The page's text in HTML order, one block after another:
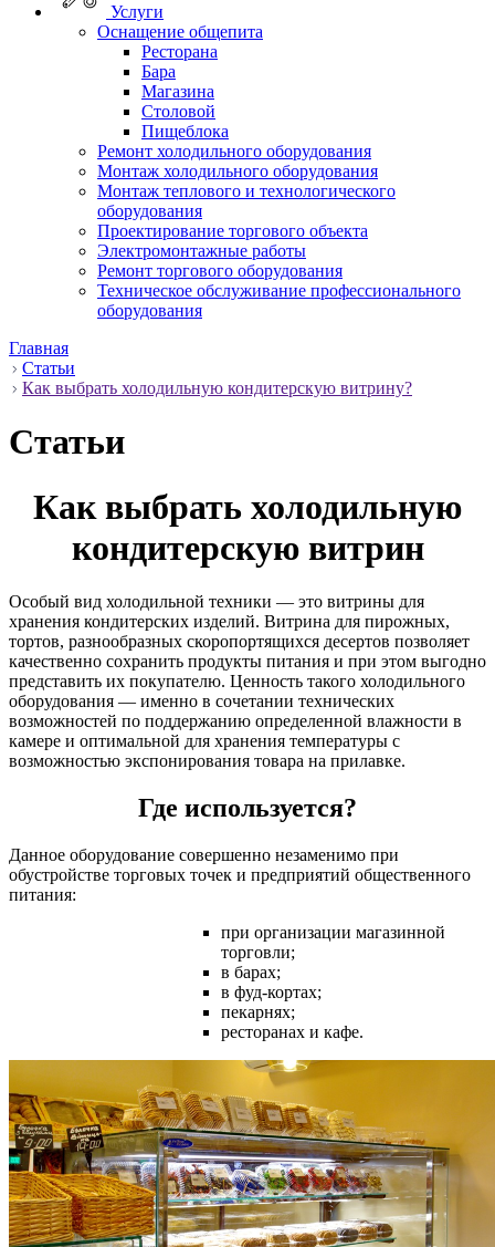
Услуги
Оснащение общепита
Ресторана
Бара
Магазина
Столовой
Пищеблока
Ремонт холодильного оборудования
Монтаж холодильного оборудования
Монтаж теплового и технологического
оборудования
Проектирование торгового объекта
Электромонтажные работы
Ремонт торгового оборудования
Техническое обслуживание профессионального
оборудования
Главная
Статьи
Как выбрать холодильную кондитерскую витрину?
Статьи
Как выбрать холодильную
кондитерскую витрин
Особый вид холодильной техники — это витрины для
хранения кондитерских изделий. Витрина для пирожных,
тортов, разнообразных скоропортящихся десертов позволяет
качественно сохранить продукты питания и при этом выгодно
представить их покупателю. Ценность такого холодильного
оборудования — именно в сочетании технических
возможностей по поддержанию определенной влажности в
камере и оптимальной для хранения температуры с
возможностью экспонирования товара на прилавке.
Где используется?
Данное оборудование совершенно незаменимо при
обустройстве торговых точек и предприятий общественного
питания:
при организации магазинной
торговли;
в барах;
в фуд-кортах;
пекарнях;
ресторанах и кафе.